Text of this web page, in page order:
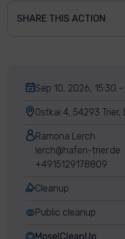
SHARE THIS ACTION
Sep 10, 2026, 15:30 -
Ostkai 4, 54293
Ramona Lerch
lerch@hafen-trier.de
+4915129178809
Cleanup
Public cleanup
MoselCleanUp